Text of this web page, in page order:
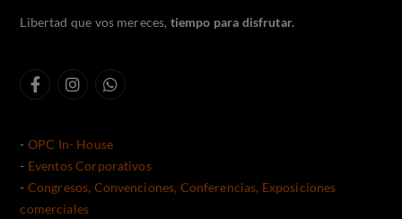
Libertad que vos mereces, tiempo para disfrutar.
- OPC In- House
- Eventos Corporativos
- Congresos, Convenciones, Conferencias, Exposiciones
comerciales